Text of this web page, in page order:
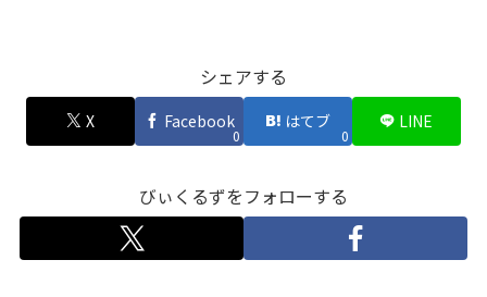
シェアする
X Facebook
0
はてブ
0
LINE
びぃくるずをフォローする